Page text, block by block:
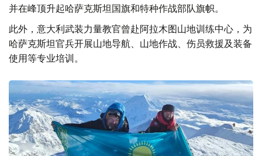
并在峰顶升起哈萨克斯坦国旗和特种作战部队旗帜。
此外，意大利武装力量教官曾赴阿拉木图山地训练中心，为
哈萨克斯坦官兵开展山地导航、山地作战、伤员救援及装备
使用等专业培训。